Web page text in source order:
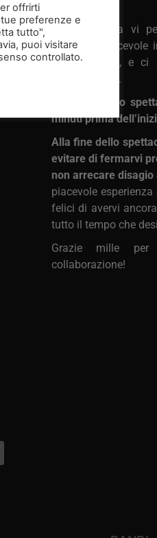
Arrivare prima vi
momento piacevole
in tranquillità, e ci
puntualmente.
L’ingresso allo
minuti prima
Alla fine dello
evitare di fermarvi
non arrecare
piacevole
felici di avervi
tutto il tempo che
Grazie mille
collaborazione!
offrirti
preferenze e
tutto",
puoi visitare
controllato.